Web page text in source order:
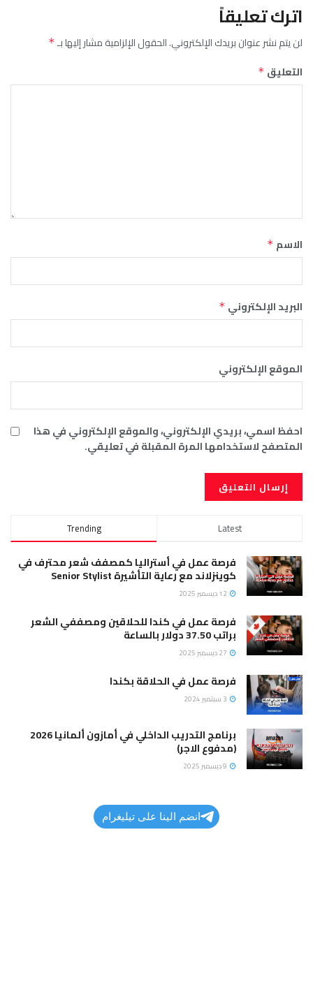
اترك تعليقاً
لن يتم نشر عنوان بريدك الإلكتروني.الحقول الإلزامية مشار إليها بـ*
التعليق *
الاسم *
البريد الإلكتروني *
الموقع الإلكتروني
احفظ اسمي، بريدي الإلكتروني، والموقع الإلكتروني في هذا
المتصفح لاستخدامها المرة المقبلة في تعليقي.
Trending Latest
فرصة عمل في أستراليا كمصفف شعر محترف في
كوينزلاند مع رعاية التأشيرة Senior Stylist
فرصة عمل في كندا للحلاقين ومصففي الشعر
براتب 37.50 دولار بالساعة
فرصة عمل في الحلاقة بكندا
برنامج التدريب الداخلي في أمازون ألمانيا 2026
(مدفوع الاجر)
انضم الينا على تيليغرام